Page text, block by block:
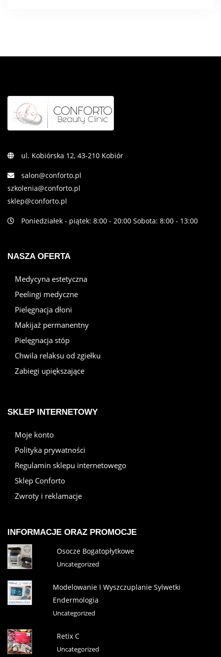
ul. Kobiórska 12, 43-210 Kobiór
salon@conforto.pl
szkolenia@conforto.pl
sklep@conforto.pl
Poniedziałek - piątek: 8:00 - 20:00 Sobota: 8:00 - 13:00
NASZA OFERTA
Medycyna estetyczna
Peelingi medyczne
Pielęgnacja dłoni
Makijaż permanentny
Pielęgnacja stóp
Chwila relaksu od zgiełku
Zabiegi upiększające
SKLEP INTERNETOWY
Moje konto
Polityka prywatności
Regulamin sklepu internetowego
Sklep Conforto
Zwroty i reklamacje
INFORMACJE ORAZ PROMOCJE
Osocze Bogatopłytkowe
Uncategorized
Modelowanie I Wyszczuplanie Sylwetki
Endermologia
Uncategorized
Retix C
Uncategorized